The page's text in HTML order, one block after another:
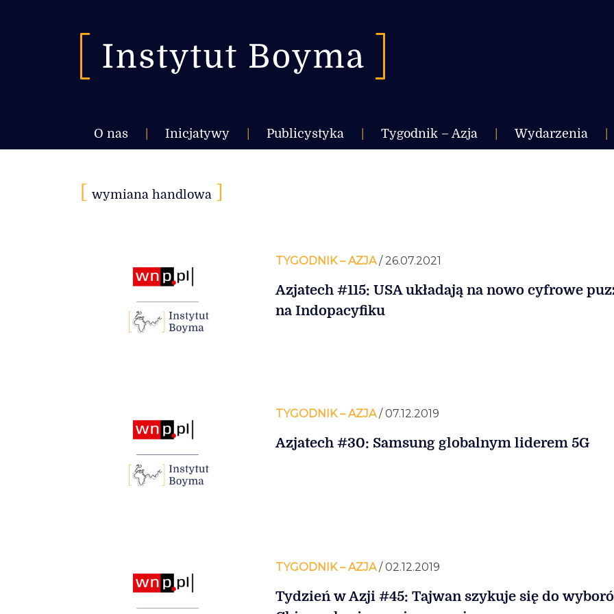
O nas Inicjatywy Publicystyka Tygodnik – Azja Wydarzenia
wymiana handlowa
TYGODNIK – AZJA/ 26.07.2021
Azjatech #115: USA układają na nowo cyfrowe
na Indopacyfiku
TYGODNIK – AZJA/ 07.12.2019
Azjatech #30: Samsung globalnym liderem 5G
TYGODNIK – AZJA/ 02.12.2019
Tydzień w Azji #45: Tajwan szykuje się do